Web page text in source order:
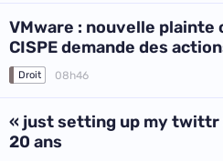
VMware : nouvelle plainte
CISPE demande des
Droit 08h46
« just setting up my twittr
20 ans